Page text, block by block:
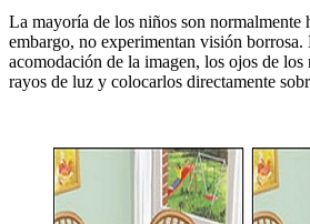
La mayoría de los niños son normalmente
embargo, no experimentan visión
acomodación de la imagen, los ojos de
rayos de luz y colocarlos directamente